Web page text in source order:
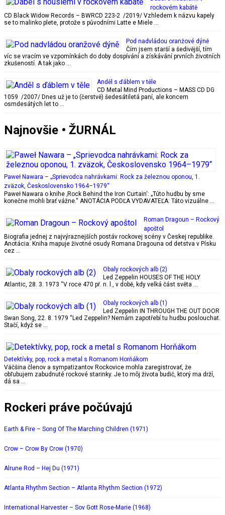
rockovém kabátě
CD Black Widow Records – BWRCD 223-2 /2019/ Vzhledem k názvu kapely
se to malinko plete, protože s původními Latte e Miele …
Pod nadvládou oranžové dýně
Čím jsem starší a šedivější, tím
víc se vracím ve vzpomínkách do doby dospívání a získávání prvních životních
zkušeností. A tak jako …
Anděl s ďáblem v těle
CD Metal Mind Productions – MASS CD DG
1059 /2007/ Dnes už je to (čerstvě) šedesátiletá paní, ale koncem
osmdesátých let to …
Najnovšie • ŽURNÁL
Paweł Nawara – „Sprievodca nahrávkami: Rock za železnou oponou, 1.
zväzok, Československo 1964–1979“
Paweł Nawara o knihe ‚Rock Behind the Iron Curtain‘: „Túto hudbu by sme
konečne mohli brať vážne.“ ANOTÁCIA PODĽA VYDAVATEĽA: Táto vizuálne …
Roman Dragoun – Rockový
apoštol
Biografia jednej z najvýraznejších postáv rockovej scény v Českej republike.
Anotácia: Kniha mapuje životné osudy Romana Dragouna od detstva v Písku
cez …
Obaly rockových alb (2)
Led Zeppelin HOUSES OF THE HOLY
Atlantic, 28. 3. 1973 “V roce 470 př. n. l., v době, kdy velká část světa …
Obaly rockových alb (1)
Led Zeppelin IN THROUGH THE OUT DOOR
Swan Song, 22. 8. 1979 “Led Zeppelin? Nemám zapotřebí tu hudbu poslouchat.
Stačí, když se …
Detektívky, pop, rock a metal s Romanom Horňákom
Väčšina členov a sympatizantov Rockovice mohla zaregistrovať, že
obľubujem zabudnuté rockové starinky. Je to môj života budič, ktorý ma drží,
dá sa …
Rockeri práve počúvajú
Earth & Fire – Song Of The Marching Children (1971)
Crow – Crow By Crow (1970)
Alrune Rod – Hej Du (1971)
Atlanta Rhythm Section – Atlanta Rhythm Section (1972)
International Harvester – Sov Gott Rose-Marie (1968)